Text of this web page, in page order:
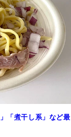
「煮干し系」など最